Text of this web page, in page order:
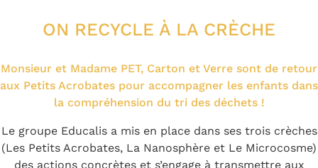
ON RECYCLE À LA CRÈCHE
Monsieur et Madame PET, Carton et Verre sont de retour
aux Petits Acrobates pour accompagner les enfants dans
la compréhension du tri des déchets !
Le groupe Educalis a mis en place dans ses trois crèches
(Les Petits Acrobates, La Nanosphère et Le Microcosme)
des actions concrètes et s’engage à transmettre aux